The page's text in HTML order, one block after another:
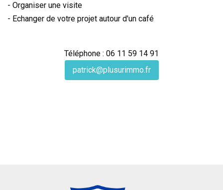
- Organiser une visite
- Echanger de votre projet autour d'un café
Téléphone : 06 11 59 14 91
patrick@plusurimmo.fr